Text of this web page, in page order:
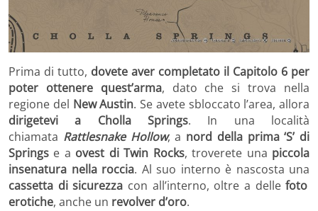
Prima di tutto, dovete aver completato il Capitolo 6 per
poter ottenere quest’arma, dato che si trova nella
regione del New Austin. Se avete sbloccato l’area, allora
dirigetevi a Cholla Springs. In una località
chiamata Rattlesnake Hollow, a nord della prima ‘S’ di
Springs e a ovest di Twin Rocks, troverete una piccola
insenatura nella roccia. Al suo interno è nascosta una
cassetta di sicurezza con all’interno, oltre a dellefoto
erotiche, anche un revolver d’oro.